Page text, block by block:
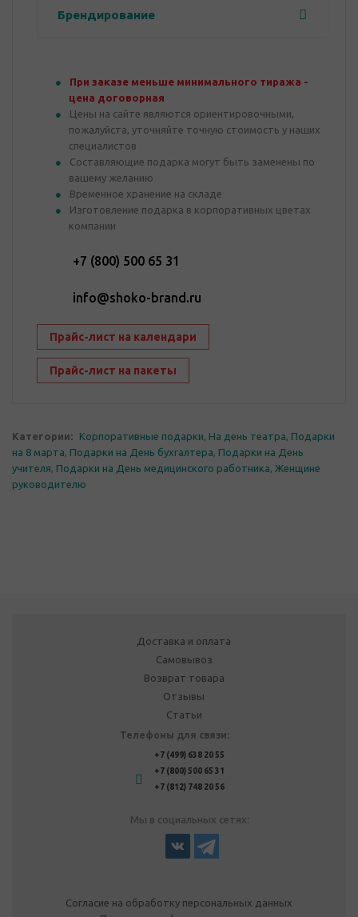
Брендирование
При заказе меньше минимального тиража -
цена договорная
Цены на сайте являются ориентировочными,
пожалуйста, уточняйте точную стоимость у наших
специалистов
Составляющие подарка могут быть заменены по
вашему желанию
Временное хранение на складе
Изготовление подарка в корпоративных цветах
компании
+7 (800) 500 65 31
info@shoko-brand.ru
Прайс-лист на календари
Прайс-лист на пакеты
Категории: Корпоративные подарки, На день театра, Подарки
на 8 марта, Подарки на День бухгалтера, Подарки на День
учителя, Подарки на День медицинского работника, Женщине
руководителю
Доставка и оплата
Самовывоз
Возврат товара
Отзывы
Статьи
Телефоны для связи:
+7 (499) 638 20 55
+7 (800) 500 65 31
+7 (812) 748 20 56
Мы в социальных сетях:
Согласие на обработку персональных данных